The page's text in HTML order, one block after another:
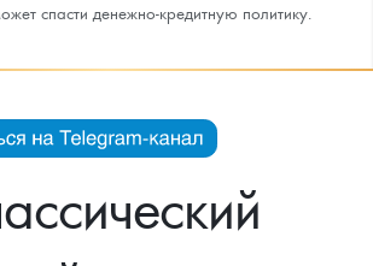
монеты
спасти денежно-кредитную политику.